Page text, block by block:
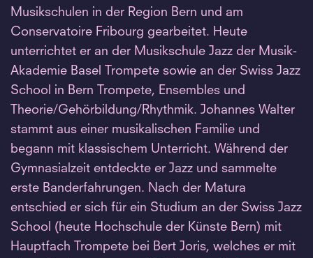
Musikschulen in der Region Bern und am
Conservatoire Fribourg gearbeitet. Heute
unterrichtet er an der Musikschule Jazz der Musik-
Akademie Basel Trompete sowie an der Swiss Jazz
School in Bern Trompete, Ensembles und
Theorie/Gehörbildung/Rhythmik. Johannes Walter
stammt aus einer musikalischen Familie und
begann mit klassischem Unterricht. Während der
Gymnasialzeit entdeckte er Jazz und sammelte
erste Banderfahrungen. Nach der Matura
entschied er sich für ein Studium an der Swiss Jazz
School (heute Hochschule der Künste Bern) mit
Hauptfach Trompete bei Bert Joris, welches er mit